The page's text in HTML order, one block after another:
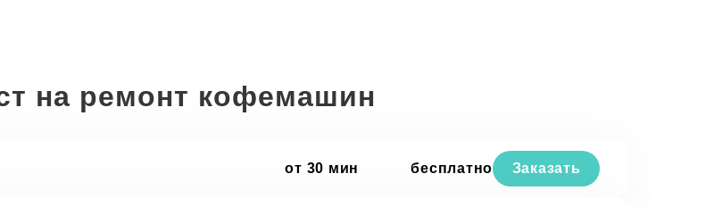
на ремонт кофемашин
от 30 мин бесплатно Заказать